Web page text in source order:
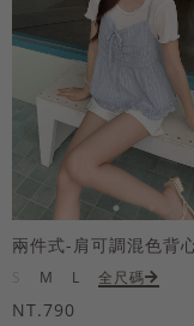
M L 全尺碼
NT.790